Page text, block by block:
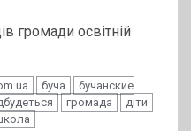
громади освітній
буча
бучанские
громада
діти